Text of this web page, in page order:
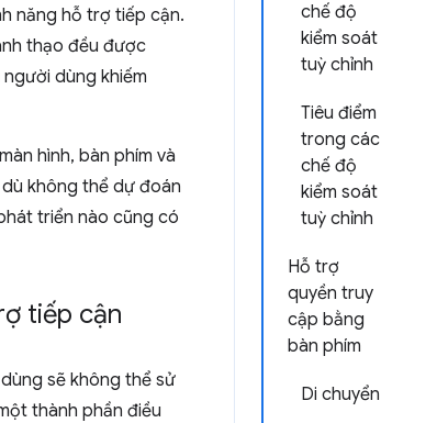
chế độ
kiểm soát
tuỳ chỉnh
Tiêu điểm
trong các
chế độ
kiểm soát
tuỳ chỉnh
Hỗ trợ
quyền truy
cập bằng
bàn phím
Di chuyển
năng hỗ trợ tiếp cận.
thạo đều được
dùng khiếm
hình, bàn phím và
không thể dự đoán
triển nào cũng có
tiếp cận
sẽ không thể sử
thành phần điều